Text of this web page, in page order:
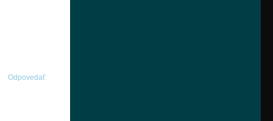
Odpovedať